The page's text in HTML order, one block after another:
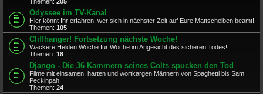
Odyssee im TV-Kanal
Hier könnt Ihr erfahren, wer sich in nächster Zeit auf Eure Mattscheiben beamt!
Themen: 105
Cliffhanger! Fortsetzung nächste Woche!
Wackere Helden Woche für Woche im Angesicht des sicheren Todes!
Themen: 18
Django - Die 36 Kammern seines Colts spucken den Tod
Filme mit einsamen, harten und wortkargen Männern von Spaghetti bis Sam
Peckinpah
Themen: 24